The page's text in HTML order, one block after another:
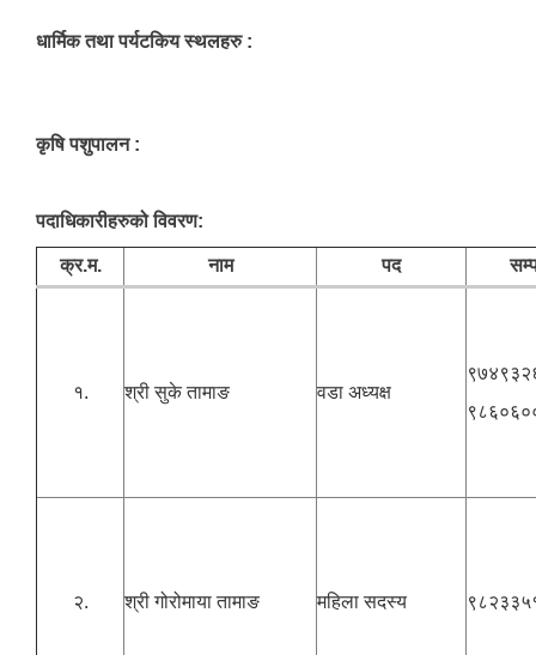
धार्मिक तथा पर्यटकिय स्थलहरु :
कृषि पशुपालन :
पदाधिकारीहरुको विवरण:
क्र.म. नाम पद
१. श्री सुके तामाङ वडा अध्यक्ष
२. श्री गोरोमाया तामाङ महिला सदस्य